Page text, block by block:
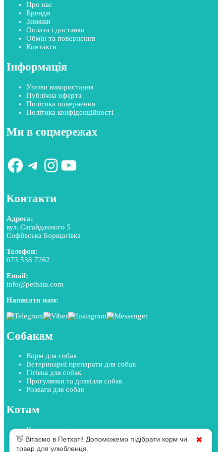
Про нас
Бренди
Знижки
Оплата і доставка
Обмін та повернення
Контакти
Інформація
Умови використання
Публічна оферта
Політика повернення
Політика конфіденційності
Ми в соцмережах
Facebook
Telegram
Instagram
YouTube
Контакти
Адреса:
вул. Сагайдачного 5
Софіївська Борщагівка
Телефон:
073 536 7262
Email:
info@pethata.com
Написати нам:
Собакам
Корм для собак
Ветеринарні препарати для собак
Гігієна для собак
Прогулянки та дозвілля собак
Розваги для собак
Котам
Корм для котів
Ветеринарні препарати для котів
Гігієна для котів
👋 Вітаємо в Петхаті! Допоможемо підібрати корм чи
товар для улюбленця.
✖